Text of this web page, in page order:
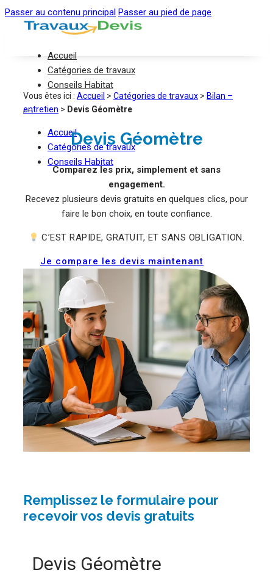
Passer au contenu principal Passer au pied de page
Accueil
Catégories de travaux
Conseils Habitat
Accueil
Catégories de travaux
Conseils Habitat
Vous êtes ici : Accueil > Catégories de travaux > Bilan –
entretien > Devis Géomètre
Devis Géomètre
Comparez les prix, simplement et sans
engagement.
Recevez plusieurs devis gratuits en quelques clics, pour
faire le bon choix, en toute confiance.
C’EST RAPIDE, GRATUIT, ET SANS OBLIGATION.
Je compare les devis maintenant
Remplissez le formulaire pour
recevoir vos devis gratuits
Devis Géomètre